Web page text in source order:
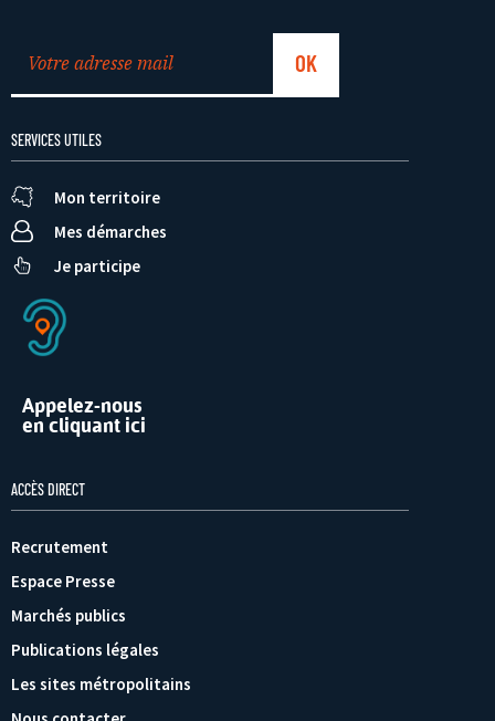
SERVICES UTILES
Mon territoire
Mes démarches
Je participe
Appelez-nous
en cliquant ici
ACCÈS DIRECT
Recrutement
Espace Presse
Marchés publics
Publications légales
Les sites métropolitains